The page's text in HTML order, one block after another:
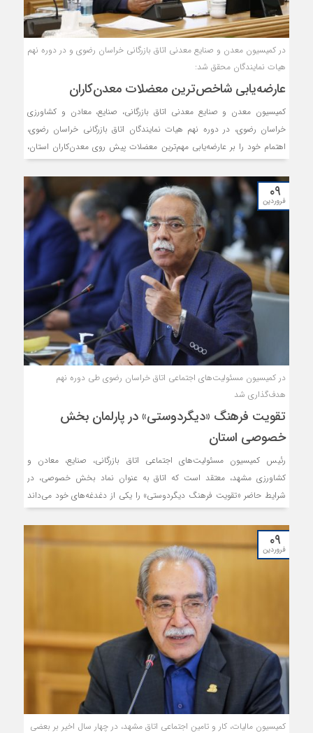
در کمیسیون معدن و صنایع معدنی اتاق بازرگانی خراسان رضوی و در دوره نهم
هیات نمایندگان محقق شد:
عارضه‌یابی شاخص‌ترین معضلات معدن‌کاران
کمیسیون معدن و صنایع معدنی اتاق بازرگانی، صنایع، معادن و کشاورزی
خراسان رضوی، در دوره نهم هیات نمایندگان اتاق بازرگانی خراسان رضوی،
اهتمام خود را بر عارضه‌یابی مهم‌ترین معضلات پیش روی معدن‌کاران استان،
واکاوی دلایل تعطیلی حدود 50درصد از معادن این خطه و یافتن راهکارهایی
به منظور حل‌وفصل مشکلات این عرصه متمرکز نموده است.
۰۹
فروردین
در کمیسیون مسئولیت‌های اجتماعی اتاق خراسان رضوی طی دوره نهم
هدف‌گذاری شد
تقویت فرهنگ «دیگردوستی» در پارلمان بخش
خصوصی استان
رئیس کمیسیون مسئولیت‌های اجتماعی اتاق بازرگانی، صنایع، معادن و
کشاورزی مشهد، معتقد است که اتاق به عنوان نماد بخش خصوصی، در
شرایط حاضر «تقویت فرهنگ دیگردوستی» را یکی از دغدغه‌های خود می‌داند
و وظایف و رسالت‌های این کمیسیون در راستای اعتلای هدف مذکور تعریف
شده است.
۰۹
فروردین
کمیسیون مالیات، کار و تامین اجتماعی اتاق مشهد، در چهار سال اخیر بر بعضی